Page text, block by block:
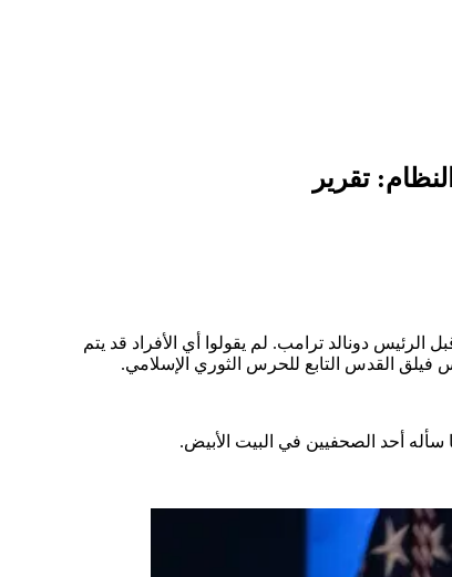
تقرير
دونالد ترامب. لم يقولوا أي الأفراد قد يتم
فيلق القدس التابع للحرس الثوري الإسلامي.
أحد الصحفيين في البيت الأبيض.